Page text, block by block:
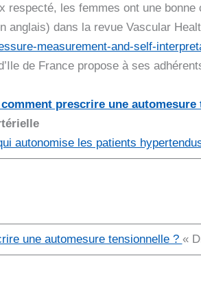
respecté, les femmes ont une
anglais) dans la revue Vascular
measurement-and-self-
de France propose à ses
prescrire une automesure
autonomise les patients
une automesure tensionnelle ? «